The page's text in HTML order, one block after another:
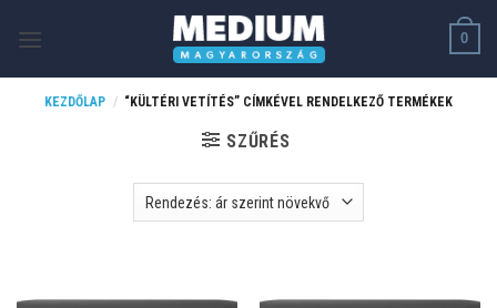
0
KEZDŐLAP / “KÜLTÉRI VETÍTÉS” CÍMKÉVEL RENDELKEZŐ TERMÉKEK
SZŰRÉS